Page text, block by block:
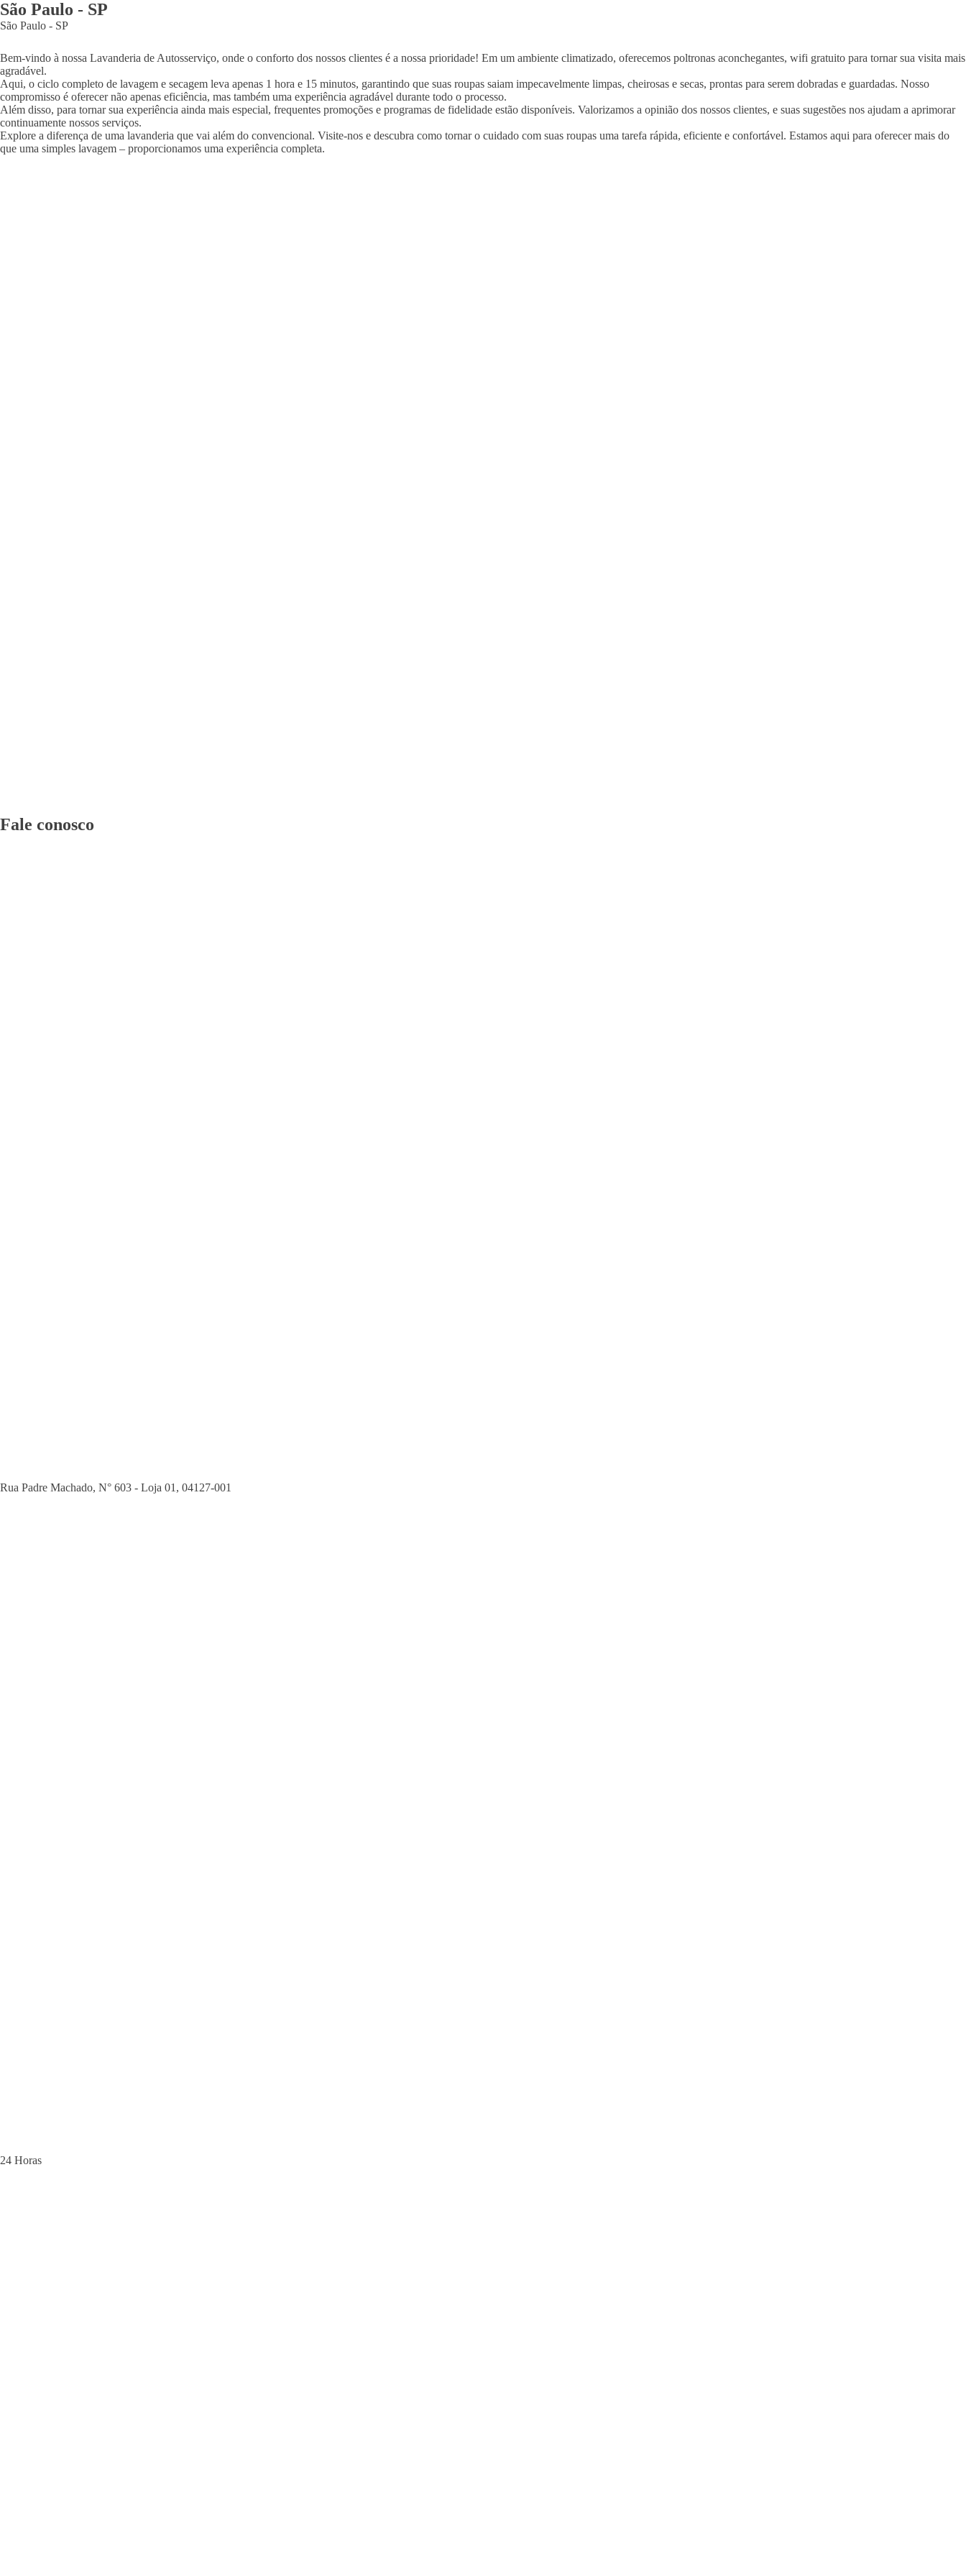
São Paulo - SP
São Paulo - SP
Bem-vindo à nossa Lavanderia de Autosserviço, onde o conforto dos nossos clientes é a nossa prioridade! Em um ambiente climatizado, oferecemos poltronas aconchegantes, wifi gratuito para tornar sua visita mais
agradável.
Aqui, o ciclo completo de lavagem e secagem leva apenas 1 hora e 15 minutos, garantindo que suas roupas saiam impecavelmente limpas, cheirosas e secas, prontas para serem dobradas e guardadas. Nosso
compromisso é oferecer não apenas eficiência, mas também uma experiência agradável durante todo o processo.
Além disso, para tornar sua experiência ainda mais especial, frequentes promoções e programas de fidelidade estão disponíveis. Valorizamos a opinião dos nossos clientes, e suas sugestões nos ajudam a aprimorar
continuamente nossos serviços.
Explore a diferença de uma lavanderia que vai além do convencional. Visite-nos e descubra como tornar o cuidado com suas roupas uma tarefa rápida, eficiente e confortável. Estamos aqui para oferecer mais do
que uma simples lavagem – proporcionamos uma experiência completa.
Fale conosco
Rua Padre Machado, N° 603 - Loja 01 , 04127-001
24 Horas